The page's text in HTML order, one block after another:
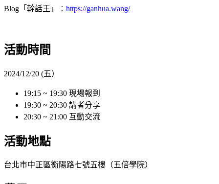
Blog「幹話王」︰ https://ganhua.wang/
活動時間
2024/12/20 (五）
19:15 ~ 19:30 現場報到
19:30 ~ 20:30 講者分享
20:30 ~ 21:00 互動交流
活動地點
台北市中正區衡陽路七號五樓（五倍學院）